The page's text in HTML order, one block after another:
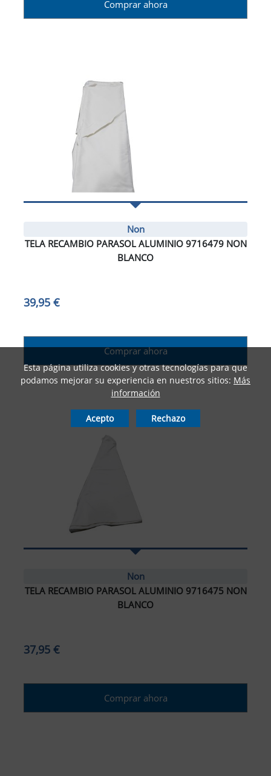
Comprar ahora
Non
TELA RECAMBIO PARASOL ALUMINIO 9716479 NON
BLANCO
39,95 €
Comprar ahora
Non
TELA RECAMBIO PARASOL ALUMINIO 9716475 NON
BLANCO
37,95 €
Comprar ahora
Esta página utiliza cookies y otras tecnologías para que
podamos mejorar su experiencia en nuestros sitios: Más
información
Acepto Rechazo